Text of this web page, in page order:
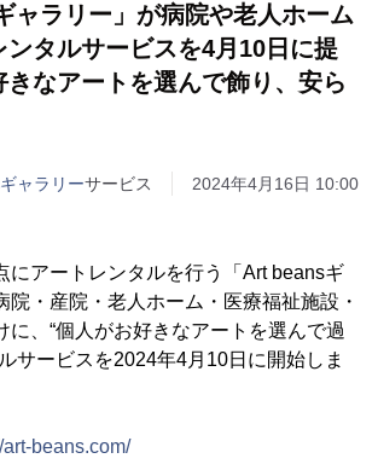
ャラリー」が病院や老人ホーム
ンタルサービスを4月10日に提
なアートを選んで飾り、安ら
ャラリーサービス 2024年4月16日 10:00
にアートレンタルを行う「Art beansギ
院・産院・老人ホーム・医療福祉施設・
に、“個人がお好きなアートを選んで過
サービスを2024年4月10日に開始しま
art-beans.com/